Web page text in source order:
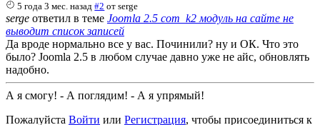
5 года 3 мес. назад #2 отserge
serge ответил в теме Joomla 2.5 com_k2 модуль на сайте не
выводит список записей
Да вроде нормально все у вас. Починили? ну и ОК. Что это
было? Joomla 2.5 в любом случае давно уже не айс, обновлять
надобно.
А я смогу! - А поглядим! - А я упрямый!
Пожалуйста Войти или Регистрация, чтобы присоединиться к